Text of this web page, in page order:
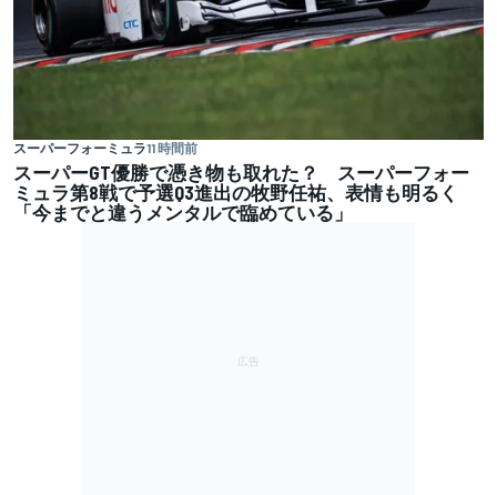
スーパーフォーミュラ11 時間前
スーパーGT優勝で憑き物も取れた？ スーパーフォー
ミュラ第8戦で予選Q3進出の牧野任祐、表情も明るく
「今までと違うメンタルで臨めている」